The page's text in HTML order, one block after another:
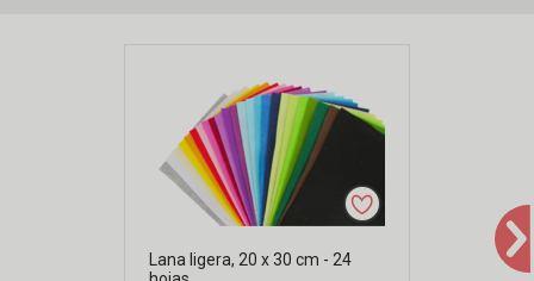
Lana ligera, 20 x 30 cm - 24